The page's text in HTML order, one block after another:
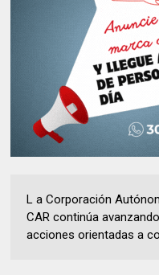
L a Corporación
CAR continúa
acciones orientadas a